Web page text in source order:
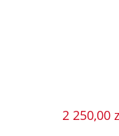
2 250,00